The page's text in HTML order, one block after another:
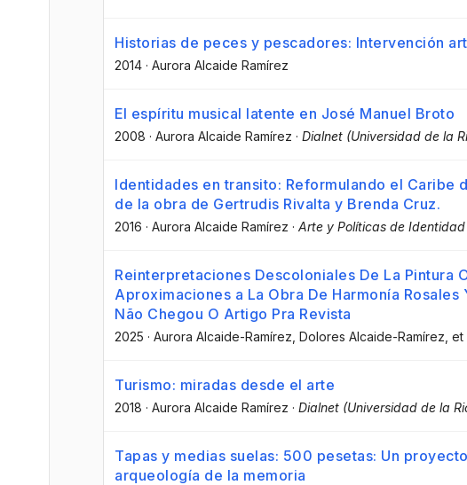
Historias de peces y pescadores: Intervención
2014 · Aurora Alcaide Ramírez
El espíritu musical latente en José Manuel Broto
2008 · Aurora Alcaide Ramírez · Dialnet (Universidad de la
Identidades en transito: Reformulando el Caribe
de la obra de Gertrudis Rivalta y Brenda Cruz.
2016 · Aurora Alcaide Ramírez · Arte y Políticas de Identidad
Reinterpretaciones Descoloniales De La Pintura
Aproximaciones a La Obra De Harmonía Rosales
Não Chegou O Artigo Pra Revista
2025 · Aurora Alcaide-Ramírez , Dolores Alcaide-Ramírez ,
Turismo: miradas desde el arte
2018 · Aurora Alcaide Ramírez · Dialnet (Universidad de la
Tapas y medias suelas: 500 pesetas: Un
arqueología de la memoria